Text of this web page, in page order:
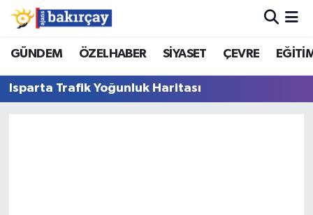
GÜNDEM ÖZELHABER SİYASET ÇEVRE
Isparta Trafik Yoğunluk Haritası
İzmir Nöbetçi Eczaneler
İzmir Hava Durumu